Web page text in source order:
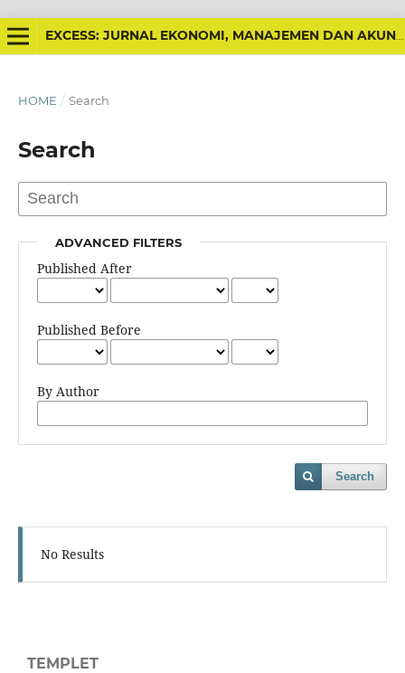
EXCESS: JURNAL EKONOMI, MANAJEMEN DAN AKUNTANSI
HOME / Search
Search
ADVANCED FILTERS
Published After
Published Before
By Author
Search
No Results
TEMPLET